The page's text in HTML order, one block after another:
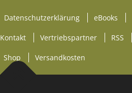
Datenschutzerklärung eBooks
Kontakt Vertriebspartner RSS
Shop Versandkosten